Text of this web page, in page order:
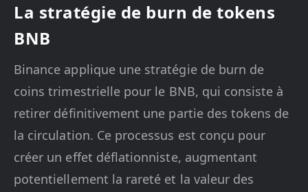
La stratégie de burn de tokens
BNB
Binance applique une stratégie de burn de
coins trimestrielle pour le BNB, qui consiste à
retirer définitivement une partie des tokens de
la circulation. Ce processus est conçu pour
créer un effet déflationniste, augmentant
potentiellement la rareté et la valeur des